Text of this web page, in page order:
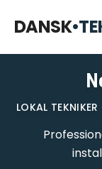
DANSK•
Åbent nu
LOKAL